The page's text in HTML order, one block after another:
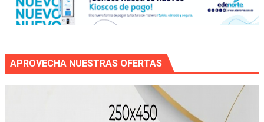
APROVECHA NUESTRAS OFERTAS